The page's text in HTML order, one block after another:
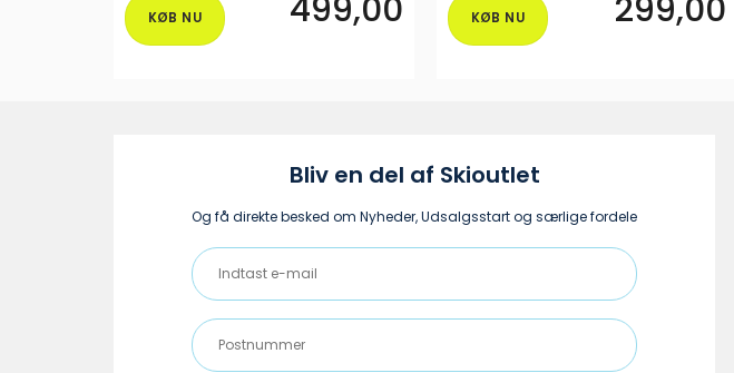
KØB NU
kan
vælges
499,00 KØB NU 299,00
Bliv en del af Skioutlet
Og få direkte besked om Nyheder, Udsalgsstart og særlige fordele
Indtast
e-
mail
(Påkrævet)
Postnummer
(Påkrævet)